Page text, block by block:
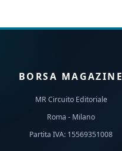
BORSA MAGAZINE
MR Circuito Editoriale
Roma - Milano
Partita IVA: 15569351008